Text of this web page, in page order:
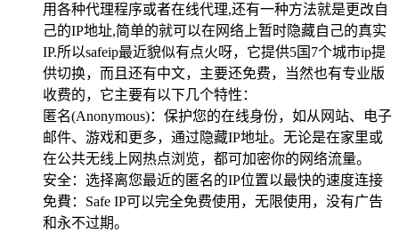
用各种代理程序或者在线代理,还有一种方法就是更改自
己的IP地址,简单的就可以在网络上暂时隐藏自己的真实
IP.所以safeip最近貌似有点火呀，它提供5国7个城市ip提
供切换，而且还有中文，主要还免费，当然也有专业版
收费的，它主要有以下几个特性：
匿名(Anonymous)：保护您的在线身份，如从网站、电子
邮件、游戏和更多，通过隐藏IP地址。无论是在家里或
在公共无线上网热点浏览，都可加密你的网络流量。
安全：选择离您最近的匿名的IP位置以最快的速度连接
免費：Safe IP可以完全免费使用，无限使用，没有广告
和永不过期。